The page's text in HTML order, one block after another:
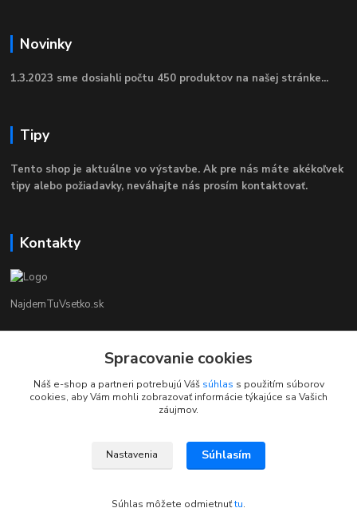
Novinky
1.3.2023 sme dosiahli počtu 450 produktov na našej stránke...
Tipy
Tento shop je aktuálne vo výstavbe. Ak pre nás máte akékoľvek
tipy alebo požiadavky, neváhajte nás prosím kontaktovať.
Kontakty
NajdemTuVsetko.sk
+421 902250190
info@najdemtuvsetko.sk
Spracovanie cookies
Náš e-shop a partneri potrebujú Váš súhlas s použitím súborov
cookies, aby Vám mohli zobrazovať informácie týkajúce sa Vašich
záujmov.
Nastavenia Súhlasím
Súhlas môžete odmietnuťtu.